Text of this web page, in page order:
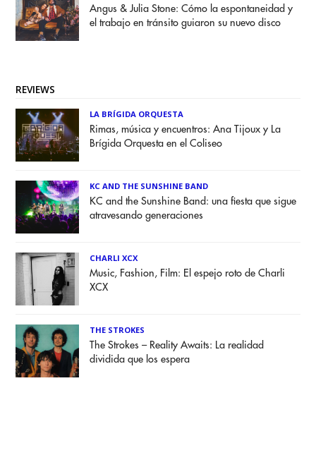
Angus & Julia Stone: Cómo la espontaneidad y
el trabajo en tránsito guiaron su nuevo disco
REVIEWS
LA BRÍGIDA ORQUESTA
Rimas, música y encuentros: Ana Tijoux y La
Brígida Orquesta en el Coliseo
KC AND THE SUNSHINE BAND
KC and the Sunshine Band: una fiesta que sigue
atravesando generaciones
CHARLI XCX
Music, Fashion, Film: El espejo roto de Charli
XCX
THE STROKES
The Strokes – Reality Awaits: La realidad
dividida que los espera